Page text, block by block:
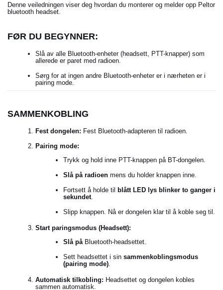
Denne veiledningen viser deg hvordan du monterer og melder opp Peltor
bluetooth headset.
FØR DU BEGYNNER:
Slå av alle Bluetooth-enheter (headsett, PTT-knapper) som
allerede er paret med radioen.
Sørg for at ingen andre Bluetooth-enheter er i nærheten er i
pairing mode.
SAMMENKOBLING
Fest dongelen: Fest Bluetooth-adapteren til radioen.
Pairing mode:
Trykk og hold inne PTT-knappen på BT-dongelen.
Slå på radioen mens du holder knappen inne.
Fortsett å holde til
blått LED lys blinker to ganger i
sekundet.
Slipp knappen. Nå er dongelen klar til å koble seg til.
Start paringsmodus (Headsett):
Slå påBluetooth-headsettet.
Sett headsettet i sin sammenkoblingsmodus
(pairing mode).
Automatisk tilkobling: Headsettet og dongelen kobles
sammen automatisk.